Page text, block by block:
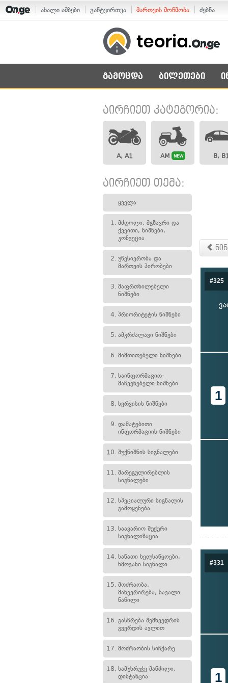
ახალი ამბები განტვირთვა მართვის მოწმობა ძებნა
გამოცდა ბილეთები
აირჩიეთ კატეგორია:
A, A1 AM NEW B,
აირჩიეთ თემა:
ყველა
1. მძღოლი, მგზავრი და
ქვეითი, ნიშნები,
კონვეცია
2. უწესივრობა და
მართვის პირობები
3. მაფრთხილებელი
ნიშნები
4. პრიორიტეტის ნიშნები
5. ამკრძალავი ნიშნები
6. მიმთითებელი ნიშნები
7. საინფორმაციო-
მაჩვენებელი ნიშნები
8. სერვისის ნიშნები
9. დამატებითი
ინფორმაციის ნიშნები
10. შუქნიშნის სიგნალები
11. მარეგულირებლის
სიგნალები
12. სპეციალური სიგნალის
გამოყენება
13. საავარიო შუქური
სიგნალიზაცია
14. სანათი ხელსაწყოები,
ხმოვანი სიგნალი
15. მოძრაობა,
მანევრირება, სავალი
ნაწილი
16. გასწრება შემხვედრის
გვერდის ავლით
17. მოძრაობის სიჩქარე
18. სამუხრუჭე მანძილი,
დისტანცია
#325
1
#331
1